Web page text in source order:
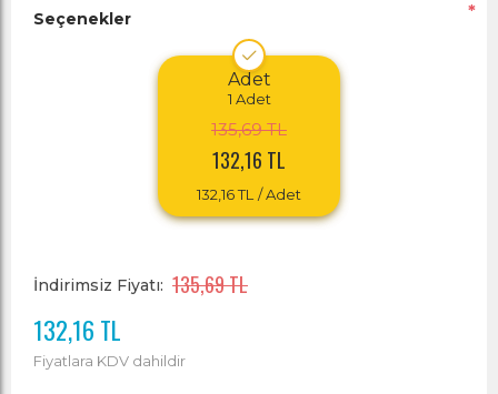
Seçenekler *
Adet
1 Adet
135,69 TL
132,16 TL
132,16 TL / Adet
İndirimsiz Fiyatı: 135,69 TL
132,16 TL
Fiyatlara KDV dahildir